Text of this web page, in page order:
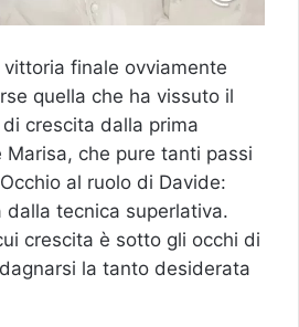
finale ovviamente
quella che ha vissuto il
crescita dalla prima
Marisa, che pure tanti passi
al ruolo di Davide:
dalla tecnica superlativa.
crescita è sotto gli occhi di
la tanto desiderata